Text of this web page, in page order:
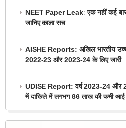
NEET Paper Leak: एक नहीं कई बार
जानिए काला सच
AISHE Reports: अखिल भारतीय उच्च
2022-23 और 2023-24 के लिए जारी
UDISE Report: वर्ष 2023-24 और
में दाखिले में लगभग 86 लाख की कमी आई